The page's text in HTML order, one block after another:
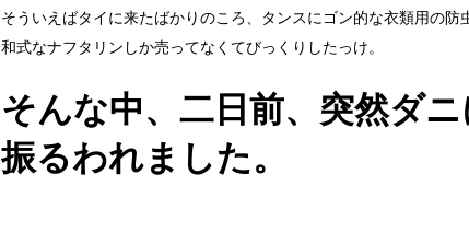
そういえばタイに来たばかりのころ、タンスにゴン的な衣類用の防
和式なナフタリンしか売ってなくてびっくりしたっけ。
そんな中、二日前、突然ダ
振るわれました。